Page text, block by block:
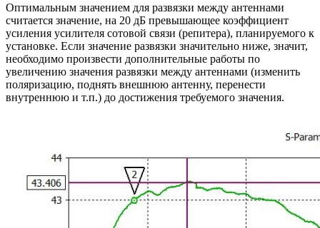
Оптимальным значением для развязки между антеннами
считается значение, на 20 дБ превышающее коэффициент
усиления усилителя сотовой связи (репитера), планируемого к
установке. Если значение развязки значительно ниже, значит,
необходимо произвести дополнительные работы по
увеличению значения развязки между антеннами (изменить
поляризацию, поднять внешнюю антенну, перенести
внутреннюю и т.п.) до достижения требуемого значения.